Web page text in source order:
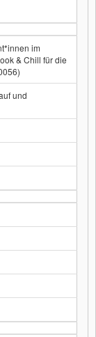
im
& Chill für die
und